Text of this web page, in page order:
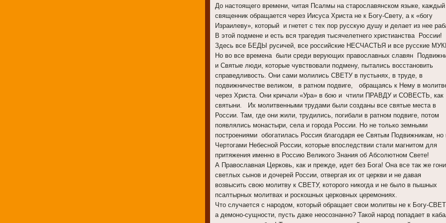
До настоящего времени, читая Псалмы на старославянском языке, каждый
священник обращается через Иисуса Христа не к Богу-Свету, а к «богу
Израилеву», который и гнетет с тех пор русскую душу и делает из нее
В этой подмене и есть вся трагедия тысячелетнего христианства России!
Здесь все БЕДЫ русичей, все российские НЕСЧАСТЬЯ и все русские
Но во все времена были среди верующих православных славян
и Святые люди, которые чувствовали подмену, пытались восстановить
справедливость. Они сами молились СВЕТУ в пустынях, в труде, в
подвижничестве великом, в ратном подвиге, обращаясь к Нему в
через Христа. Они кричали «Ура» в бою и чтили ПРАВДУ и СОВЕСТЬ, как
святыни. Их молитвенными трудами были созданы все святые места в
России. Там, где они жили, трудились, погибали в ратном подвиге, потом
появлялись монастыри, села и города России. Но не только земными
построениями обогатилась Россия благодаря ее Святым Подвижникам, но
Чертогами Небесной России, которые впоследствии стали магнитом для
притяжения именно в Россию Великого Знания об Абсолютном Свете!
А Православная Церковь, как и прежде, идет без Бога! Она все так же
светлых сынов и дочерей России, отвергая их от церкви и не давая
возвысить свою молитву к СВЕТУ, которого никогда и не было в пышных
псалтырных молитвах и роскошных церковных церемониях.
Что случается с народом, который обращает свои молитвы не к Богу-
а демоно-сущности, пусть даже неосознанно? Такой народ попадает в